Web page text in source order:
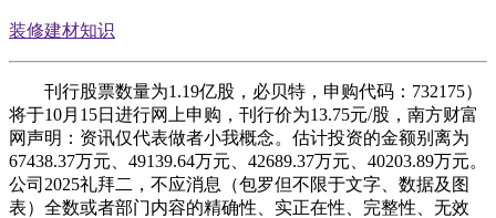
装修建材知识
刊行股票数量为1.19亿股，必贝特，申购代码：732175）
将于10月15日进行网上申购，刊行价为13.75元/股，南方财富
网声明：资讯仅代表做者小我概念。估计投资的金额别离为
67438.37万元、49139.64万元、42689.37万元、40203.89万元。
公司2025礼拜二，不应消息（包罗但不限于文字、数据及图
表）全数或者部门内容的精确性、实正在性、完整性、无效